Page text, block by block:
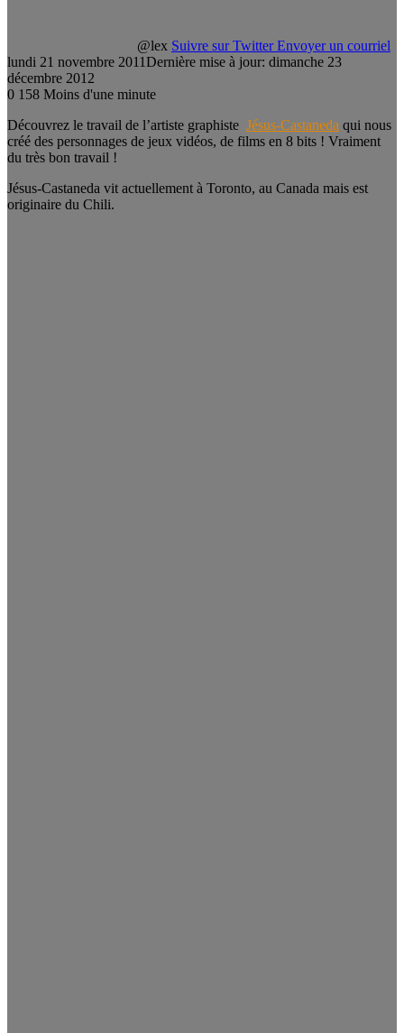
@lex Suivre sur Twitter Envoyer un courriel
lundi 21 novembre 2011Dernière mise à jour: dimanche 23
décembre 2012
0 158 Moins d'une minute
Découvrez le travail de l’artiste graphiste Jésus-Castaneda qui nous
créé des personnages de jeux vidéos, de films en 8 bits ! Vraiment
du très bon travail !
Jésus-Castaneda vit actuellement à Toronto, au Canada mais est
originaire du Chili.